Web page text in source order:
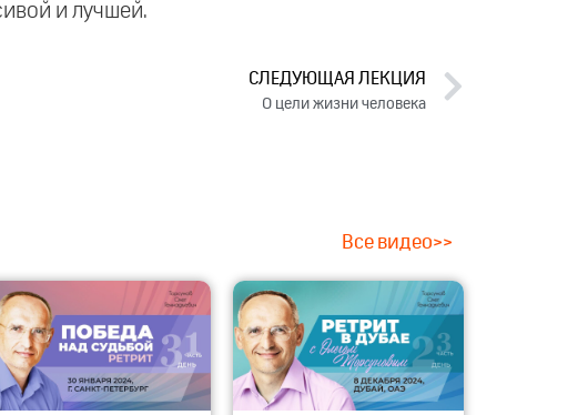
и лучшей.
СЛЕДУЮЩАЯ ЛЕКЦИЯ
О цели жизни человека
Все видео>>